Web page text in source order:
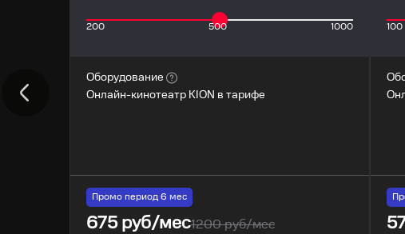
200 500 1000
Оборудование
Онлайн-кинотеатр KION в тарифе
Промо период 6 мес
675руб/мес1200руб/мес
100